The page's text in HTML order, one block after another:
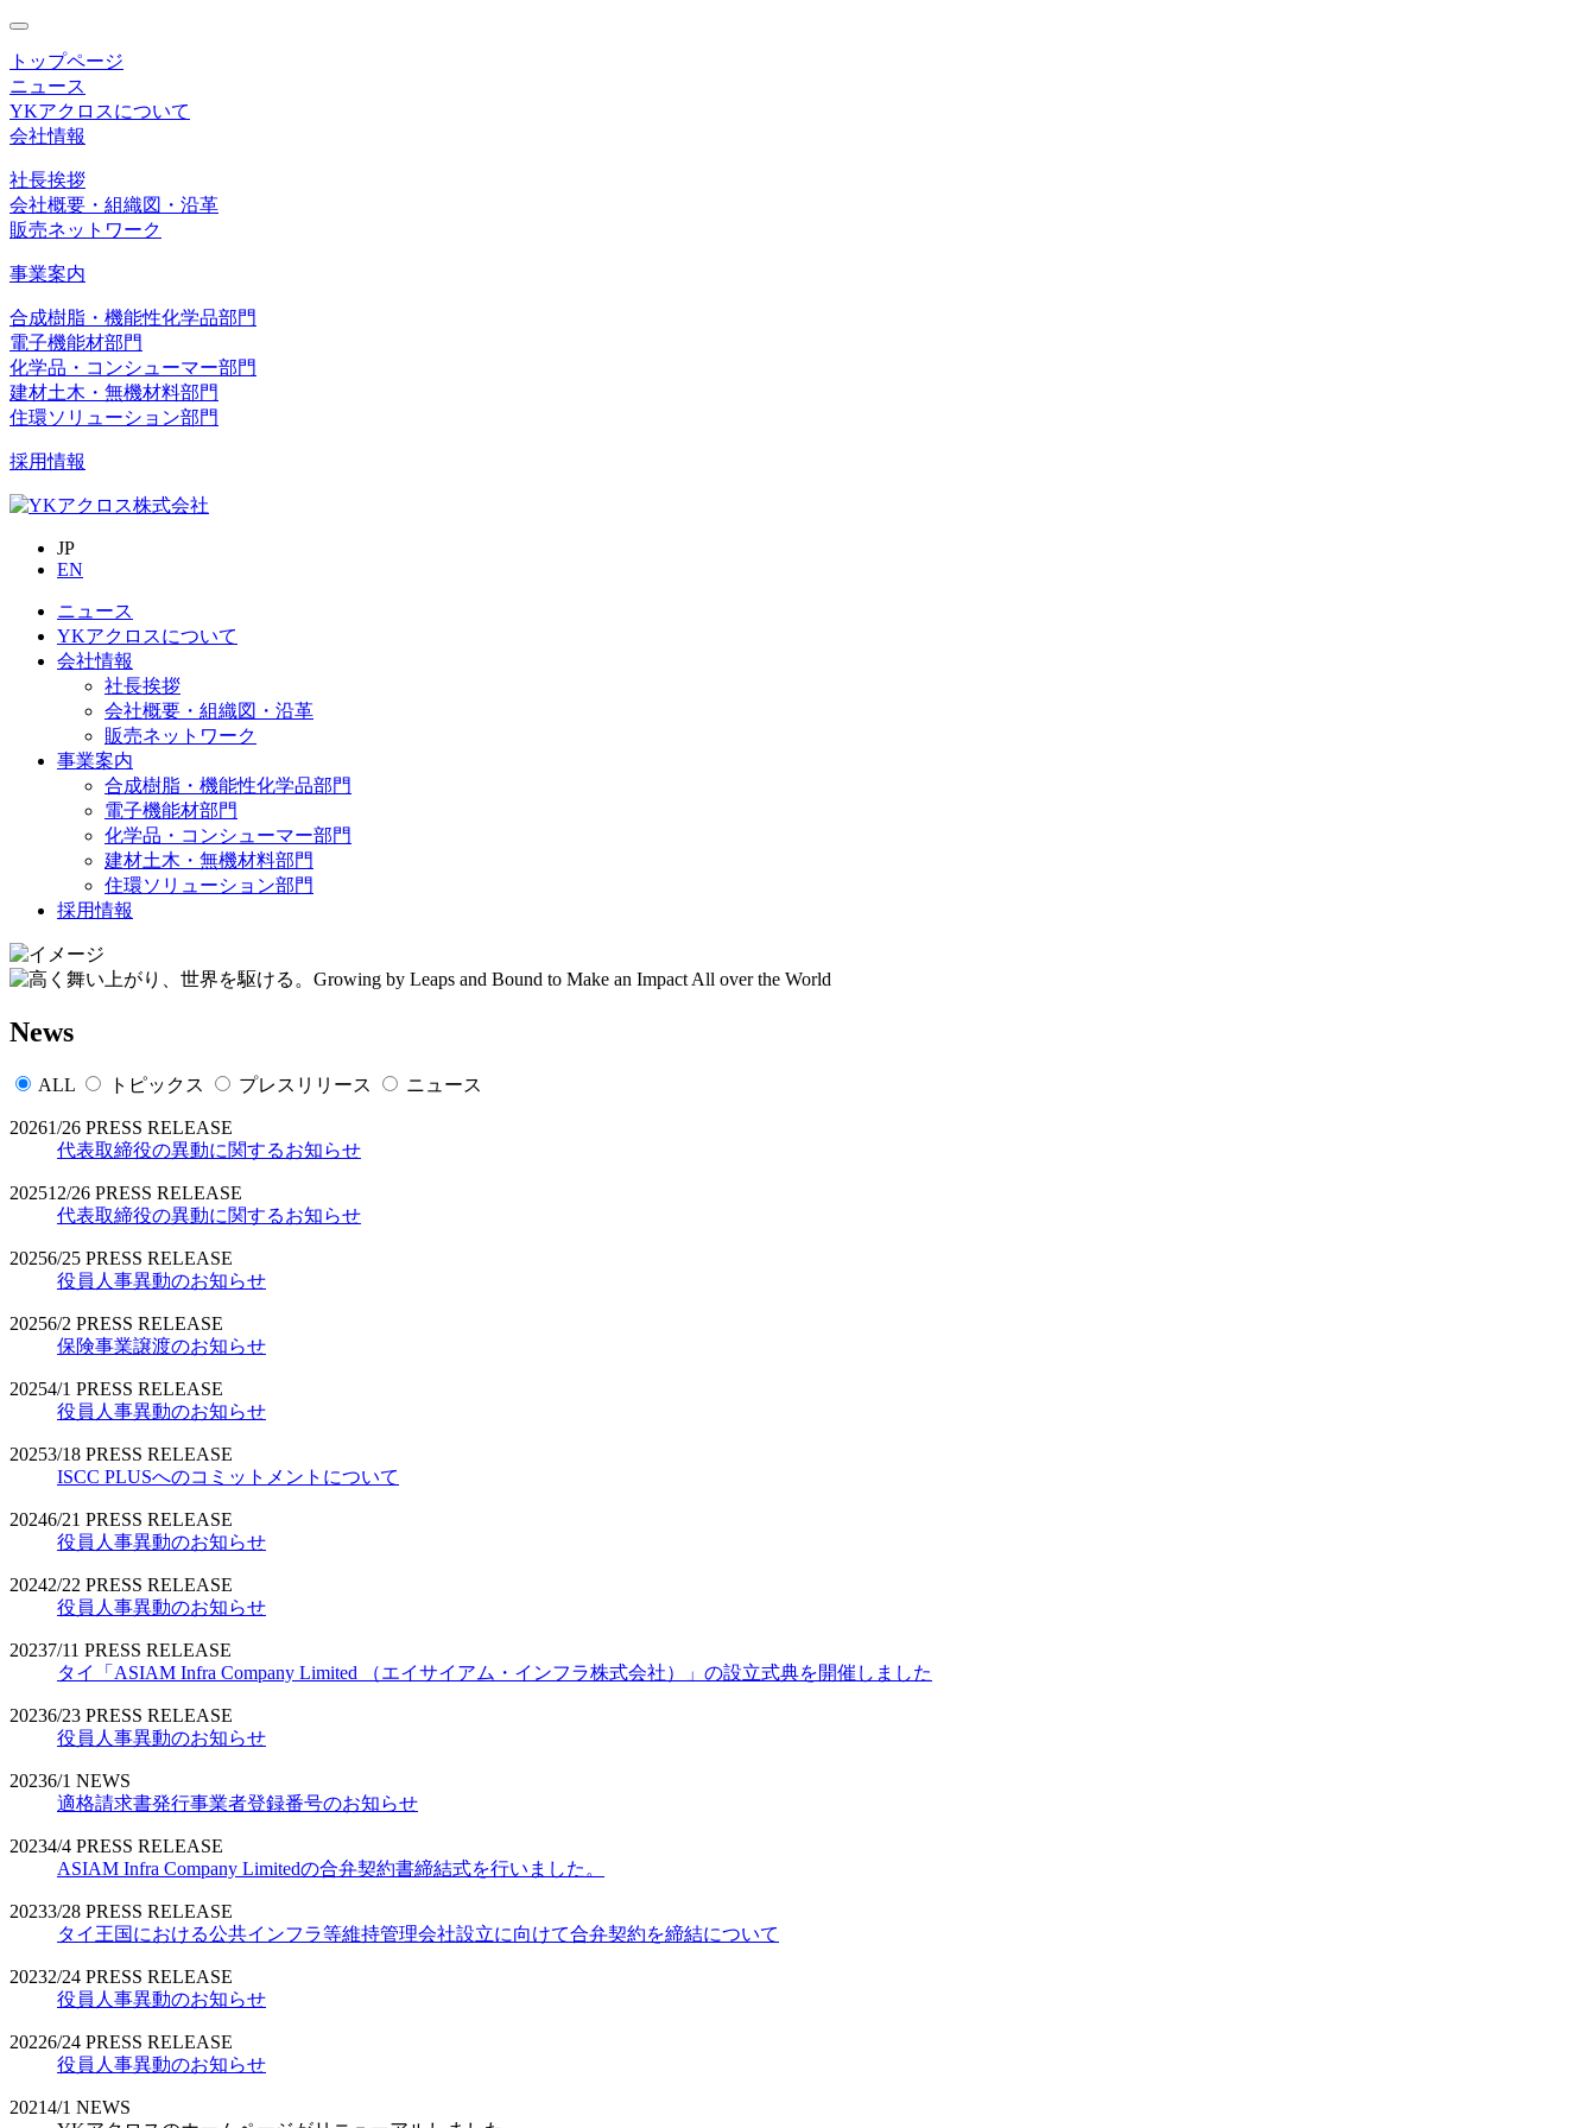
toggle
navigation
トップページ
ニュース
YKアクロスについて
会社情報
社長挨拶
会社概要・組織図・沿革
販売ネットワーク
事業案内
合成樹脂・機能性化学品部門
電子機能材部門
化学品・コンシューマー部門
建材土木・無機材料部門
住環ソリューション部門
採用情報
JP
EN
ニュース
YKアクロスについて
会社情報
社長挨拶
会社概要・組織図・沿革
販売ネットワーク
事業案内
合成樹脂・機能性化学品部門
電子機能材部門
化学品・コンシューマー部門
建材土木・無機材料部門
住環ソリューション部門
採用情報
News
ALL トピックス プレスリリース ニュース
20261/26 PRESS RELEASE
代表取締役の異動に関するお知らせ
202512/26 PRESS RELEASE
代表取締役の異動に関するお知らせ
20256/25 PRESS RELEASE
役員人事異動のお知らせ
20256/2 PRESS RELEASE
保険事業譲渡のお知らせ
20254/1 PRESS RELEASE
役員人事異動のお知らせ
20253/18 PRESS RELEASE
ISCC PLUSへのコミットメントについて
20246/21 PRESS RELEASE
役員人事異動のお知らせ
20242/22 PRESS RELEASE
役員人事異動のお知らせ
20237/11 PRESS RELEASE
タイ「ASIAM Infra Company Limited （エイサイアム・インフラ株式会社）」の設立式典を開催しました
20236/23 PRESS RELEASE
役員人事異動のお知らせ
20236/1 NEWS
適格請求書発行事業者登録番号のお知らせ
20234/4 PRESS RELEASE
ASIAM Infra Company Limitedの合弁契約書締結式を行いました。
20233/28 PRESS RELEASE
タイ王国における公共インフラ等維持管理会社設立に向けて合弁契約を締結について
20232/24 PRESS RELEASE
役員人事異動のお知らせ
20226/24 PRESS RELEASE
役員人事異動のお知らせ
20214/1 NEWS